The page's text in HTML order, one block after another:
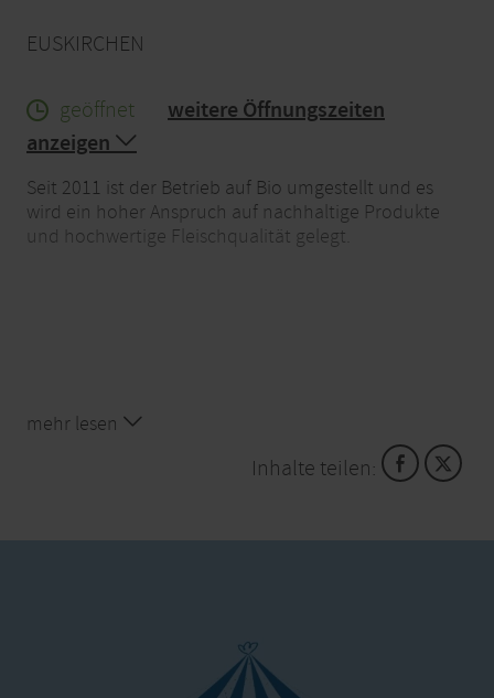
EUSKIRCHEN
geöffnet
weitere Öffnungszeiten
anzeigen
Seit 2011 ist der Betrieb auf Bio umgestellt und es
wird ein hoher Anspruch auf nachhaltige Produkte
und hochwertige Fleischqualität gelegt.
mehr lesen
Inhalte teilen: